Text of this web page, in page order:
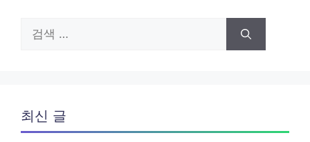
색:
최신 글